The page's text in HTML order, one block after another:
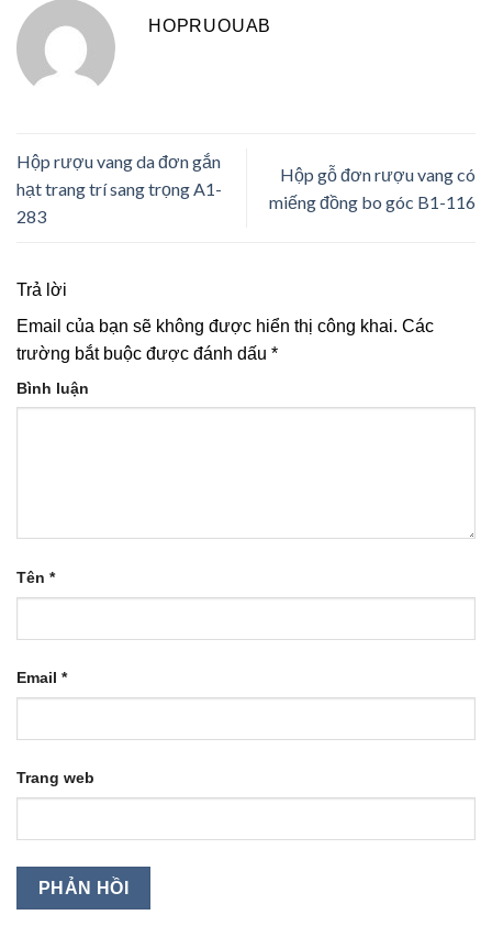
HOPRUOUAB
Hộp rượu vang da đơn gắn
hạt trang trí sang trọng A1-
283
Hộp gỗ đơn rượu vang có
miếng đồng bo góc B1-116
Trả lời
Email của bạn sẽ không được hiển thị công khai. Các
trường bắt buộc được đánh dấu *
Bình luận
Tên *
Email *
Trang web